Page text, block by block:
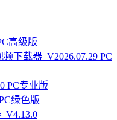
高级版
下载器_V2026.07.29 PC
PC专业版
绿色版